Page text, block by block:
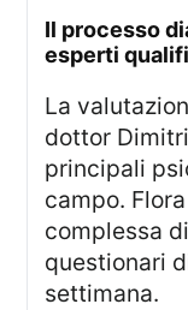
il processo diagnostico condotto da
esperti
La valutazione è stata supervisionata dal
dottor
principali
campo.
complessa
questionari
settimana.